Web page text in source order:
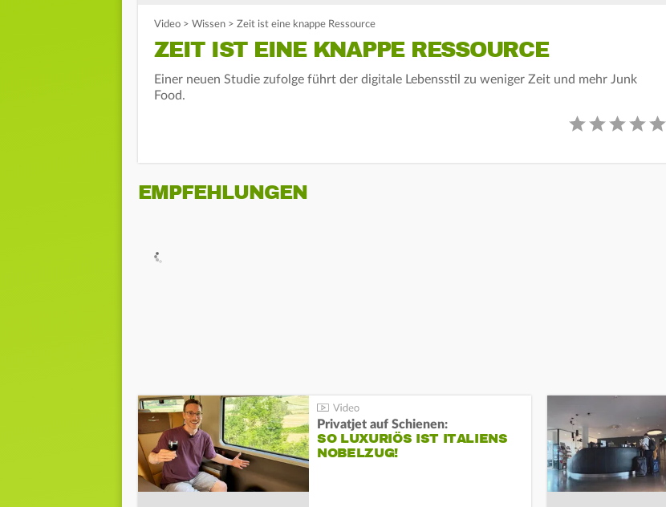
Video > Wissen > Zeit ist eine knappe Ressource
ZEIT IST EINE KNAPPE RESSOURCE
Einer neuen Studie zufolge führt der digitale Lebensstil zu weniger Zeit und mehr Junk
Food.
EMPFEHLUNGEN
Privatjet auf Schienen:
SO LUXURIÖS IST ITALIENS
NOBELZUG!